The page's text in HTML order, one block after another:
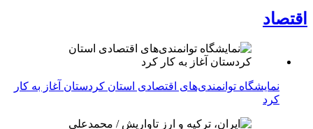
اقتصاد
نمایشگاه توانمندی‌های اقتصادی استان کردستان آغاز به کار
کرد